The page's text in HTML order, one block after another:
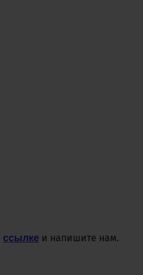
ссылке и напишите нам.